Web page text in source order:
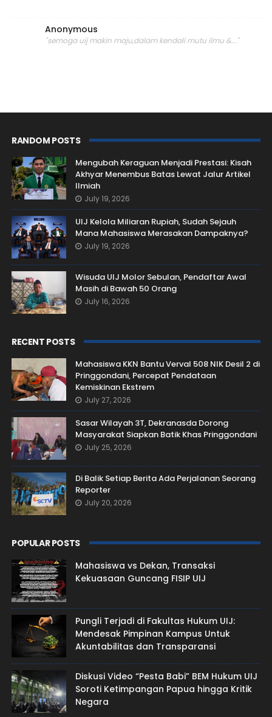
Anonymous
"semoga uij makin maju,dalam kendali mutu ilmu &..."
RANDOM POSTS
Mengubah Keraguan Menjadi Prestasi: Kisah
Akhyar Menembus Batas Lewat Jalur Artikel
Ilmiah
July 19, 2026
UIJ Kelola Miliaran Rupiah, Sudah Sejauh
Mana Mahasiswa Merasakan Dampaknya?
July 19, 2026
Wisuda UIJ Molor Sebulan, Pendaftar Awal
Masih di Bawah 50 Orang
July 16, 2026
RECENT POSTS
Mahasiswa KKN Bantu Verval 508 NIK Desil 2 di
Pringgondani, Percepat Pendataan
Kemiskinan Ekstrem
July 27, 2026
Sasar Wilayah 3T, Dekranasda Dorong
Masyarakat Siapkan Batik Khas Pringgondani
July 25, 2026
Di Balik Setiap Berita Ada Perjalanan Seorang
Reporter
July 20, 2026
POPULAR POSTS
Mahasiswa vs Dekan, Transaksi
Kekuasaan Guncang FISIP UIJ
Pungli Terjadi di Fakultas Hukum UIJ:
Mendesak Pimpinan Kampus Untuk
Akuntabilitas dan Transparansi
Diskusi Video “Pesta Babi” BEM Hukum UIJ
Soroti Ketimpangan Papua hingga Kritik
Negara